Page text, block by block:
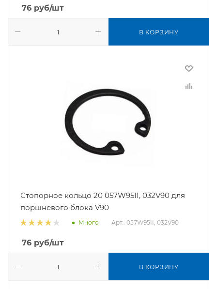
76 руб/шт
В КОРЗИНУ
Стопорное кольцо 20 057W95II, 032V90 для
поршневого блока V90
Много Арт.: 057W95II, 032V90
76 руб/шт
В КОРЗИНУ